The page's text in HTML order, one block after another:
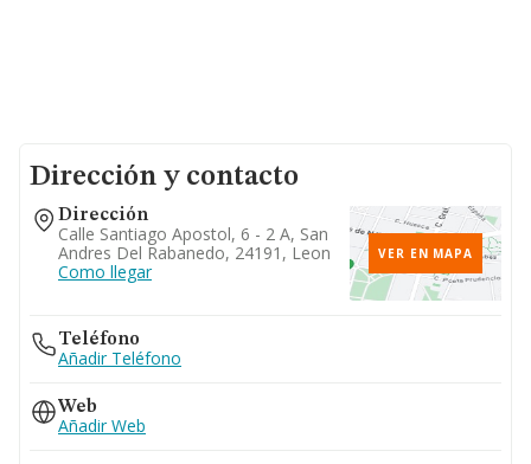
Dirección y contacto
Dirección
Calle Santiago Apostol, 6 - 2 A, San
Andres Del Rabanedo, 24191, Leon
Como llegar
VER EN MAPA
Teléfono
Añadir Teléfono
Web
Añadir Web